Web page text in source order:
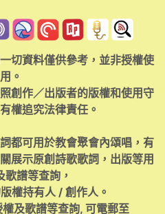
切資料僅供參考，並非授權使
用。
創作／出版者的版權和使用守
權追究法律責任。
都可用於教會聚會內頌唱，有
展示原創詩歌歌詞，出版等用
歌譜等查詢，
權持有人 / 創作人。
及歌譜等查詢, 可電郵至